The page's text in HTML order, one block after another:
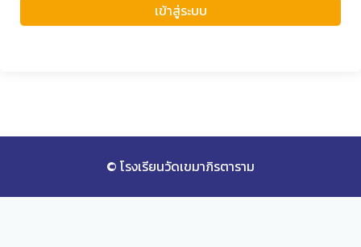
เข้าสู่ระบบ
© โรงเรียนวัดเขมาภิรตาราม